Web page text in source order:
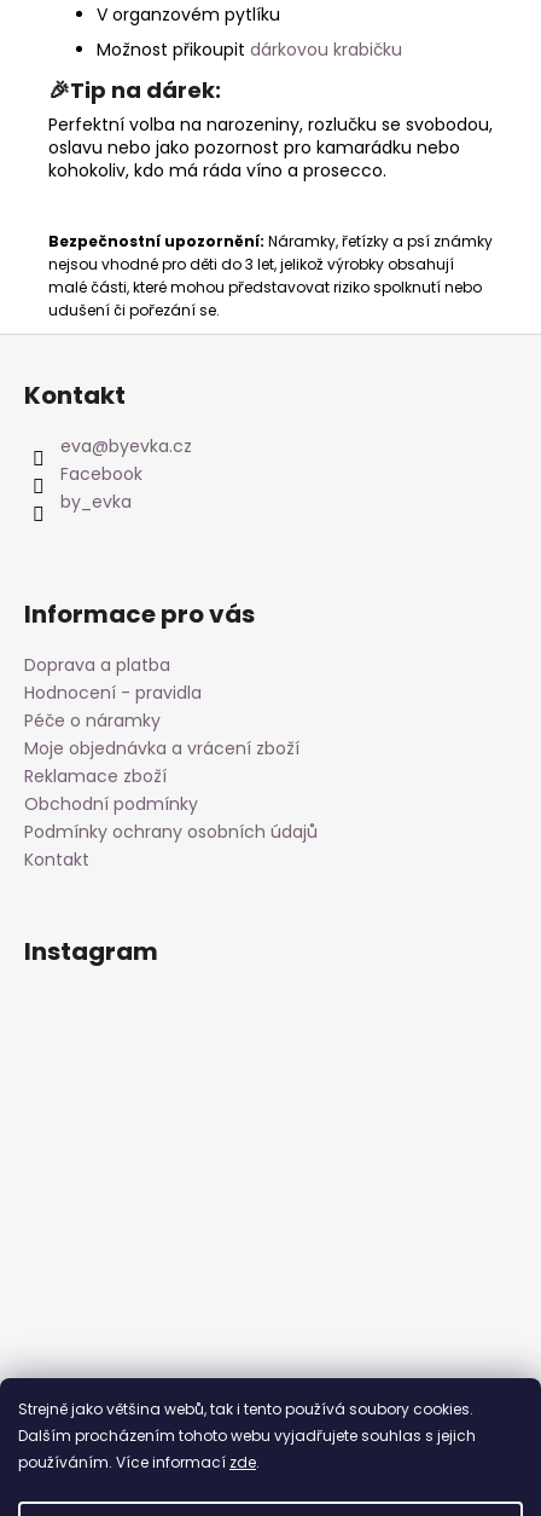
Strejně jako většina webů, tak i tento používá soubory cookies.
Dalším procházením tohoto webu vyjadřujete souhlas s jejich
používáním. Více informací zde.
V organzovém pytlíku
Možnost přikoupit dárkovou krabičku
🎉Tip na dárek:
Perfektní volba na narozeniny, rozlučku se svobodou,
oslavu nebo jako pozornost pro kamarádku nebo
kohokoliv, kdo má ráda víno a prosecco.
Bezpečnostní upozornění: Náramky, řetízky a psí známky
nejsou vhodné pro děti do 3 let, jelikož výrobky obsahují
malé části, které mohou představovat riziko spolknutí nebo
udušení či pořezání se.
Z
Kontakt
eva@byevka.cz
Facebook
by_evka
Informace pro vás
Doprava a platba
Hodnocení - pravidla
Péče o náramky
Moje objednávka a vrácení zboží
Reklamace zboží
Obchodní podmínky
Podmínky ochrany osobních údajů
Kontakt
Instagram
Sledovat na Instagramu